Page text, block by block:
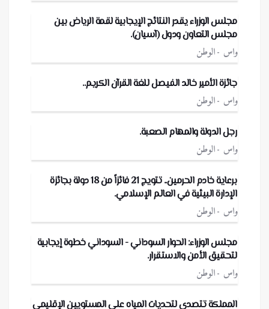
مجلس الوزراء يقدر النتائج الإيجابية لقمة الرياض بين
مجلس التعاون ودول (آسيان).
واس الوطن
جائزة الأمير خالد الفيصل للغة القرآن الكريم..
واس الوطن
رجل الدولة والمهام الصعبة.
واس الوطن
برعاية خادم الحرمين.. تتويج 21 فائزاً من 18 دولة بجائزة
الإدارة البيئية في العالم الإسلامي.
واس الوطن
مجلس الوزراء: الحوار السوداني - السوداني خطوة إيجابية
لتحقيق الأمن والاستقرار.
واس الوطن
المملكة تتصدى لتحديات المياه على المستويين الإقليمي